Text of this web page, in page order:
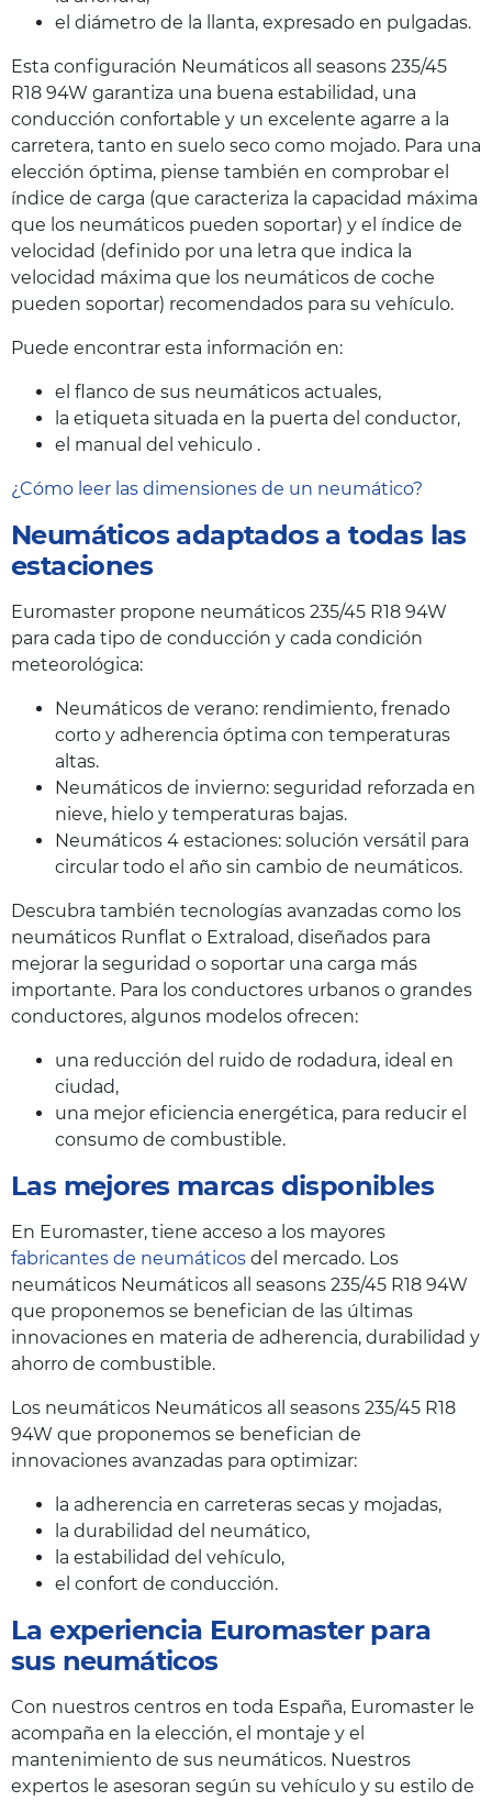
el diámetro de la llanta, expresado en pulgadas.
Esta configuración Neumáticos all seasons 235/45
R18 94W garantiza una buena estabilidad, una
conducción confortable y un excelente agarre a la
carretera, tanto en suelo seco como mojado. Para una
elección óptima, piense también en comprobar el
índice de carga (que caracteriza la capacidad máxima
que los neumáticos pueden soportar) y el índice de
velocidad (definido por una letra que indica la
velocidad máxima que los neumáticos de coche
pueden soportar) recomendados para su vehículo.
Puede encontrar esta información en:
el flanco de sus neumáticos actuales,
la etiqueta situada en la puerta del conductor,
el manual del vehiculo .
¿Cómo leer las dimensiones de un neumático?
Neumáticos adaptados a todas las
estaciones
Euromaster propone neumáticos 235/45 R18 94W
para cada tipo de conducción y cada condición
meteorológica:
Neumáticos de verano: rendimiento, frenado
corto y adherencia óptima con temperaturas
altas.
Neumáticos de invierno: seguridad reforzada en
nieve, hielo y temperaturas bajas.
Neumáticos 4 estaciones: solución versátil para
circular todo el año sin cambio de neumáticos.
Descubra también tecnologías avanzadas como los
neumáticos Runflat o Extraload, diseñados para
mejorar la seguridad o soportar una carga más
importante. Para los conductores urbanos o grandes
conductores, algunos modelos ofrecen:
una reducción del ruido de rodadura, ideal en
ciudad,
una mejor eficiencia energética, para reducir el
consumo de combustible.
Las mejores marcas disponibles
En Euromaster, tiene acceso a los mayores
fabricantes de neumáticos del mercado. Los
neumáticos Neumáticos all seasons 235/45 R18 94W
que proponemos se benefician de las últimas
innovaciones en materia de adherencia, durabilidad y
ahorro de combustible.
Los neumáticos Neumáticos all seasons 235/45 R18
94W que proponemos se benefician de
innovaciones avanzadas para optimizar:
la adherencia en carreteras secas y mojadas,
la durabilidad del neumático,
la estabilidad del vehículo,
el confort de conducción.
La experiencia Euromaster para
sus neumáticos
Con nuestros centros en toda España, Euromaster le
acompaña en la elección, el montaje y el
mantenimiento de sus neumáticos. Nuestros
expertos le asesoran según su vehículo y su estilo de